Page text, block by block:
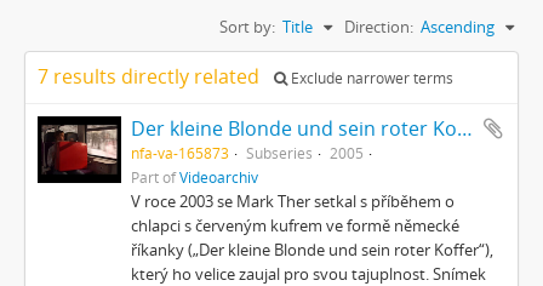
Sort by: Title Direction: Ascending
7 results directly related Exclude narrower terms
Der kleine Blonde und sein roter Koffer
nfa-va-165873 Subseries
2005
Part ofVideoarchiv
V roce 2003 se Mark Ther setkal s příběhem o
chlapci s červeným kufrem ve formě německé
říkanky („Der kleine Blonde und sein roter Koffer“),
který ho velice zaujal pro svou tajuplnost. Snímek